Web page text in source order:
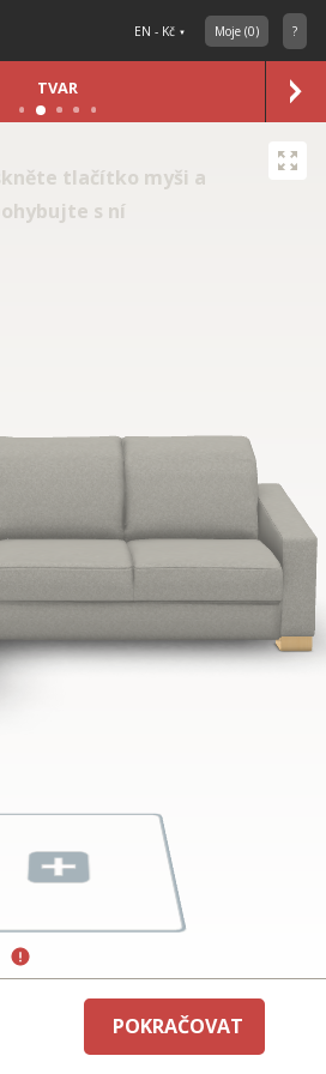
EN - Kč Moje (0) ?
TVAR
tlačítko myši a
s ní
POKRAČOVAT